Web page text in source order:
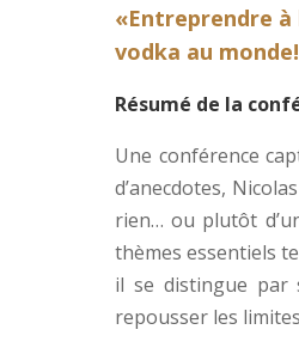
«Entreprendre à
vodka au
Résumé de la
Une conférence
d’anecdotes,
rien… ou plutôt
thèmes essentiels
il se distingue par
repousser les